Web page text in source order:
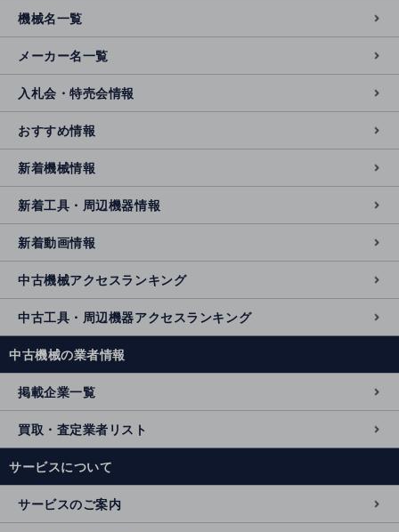
機械名一覧
メーカー名一覧
入札会・特売会情報
おすすめ情報
新着機械情報
新着工具・周辺機器情報
新着動画情報
中古機械アクセスランキング
中古工具・周辺機器アクセスランキング
中古機械の業者情報
掲載企業一覧
買取・査定業者リスト
サービスについて
サービスのご案内